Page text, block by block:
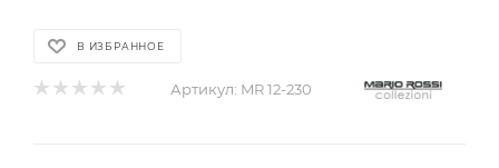
В ИЗБРАННОЕ
Артикул: MR 12-230